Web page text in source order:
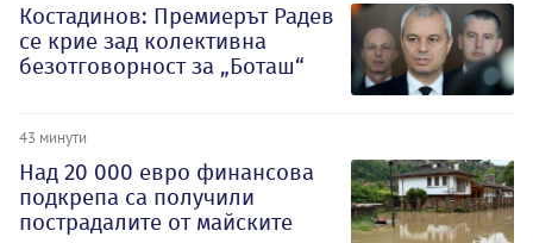
Костадинов: Премиерът Радев
се крие зад колективна
безотговорност за „Боташ“
43 минути
Над 20 000 евро финансова
подкрепа са получили
пострадалите от майските